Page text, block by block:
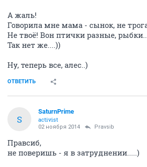
А жаль!
Говорила мне мама - сынок, не
Не твоё! Вон птички разные,
Так нет же....))
Ну, теперь все, алес..)
ОТВЕТИТЬ
S
SaturnPrime
activist
02 ноября 2014 Pravsib
Правсиб,
не поверишь - я в затруднении.....)